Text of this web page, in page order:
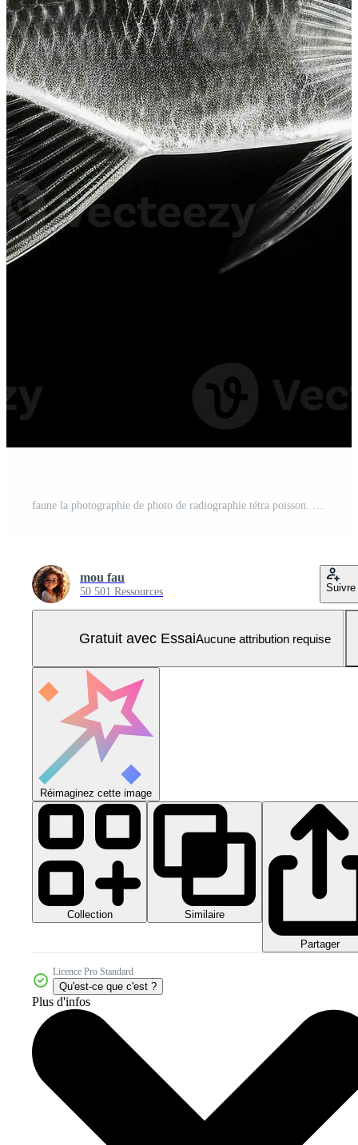
faune la photographie de photo de radiographie tétra poisson. génératif ai Photo Pro
mou fau
50 501 Ressources Suivre
Gratuit avec EssaiAucune attribution requise
Réimaginez cette image
Collection Similaire
Partager
Licence Pro Standard
Qu'est-ce que c'est ?
Plus d'infos